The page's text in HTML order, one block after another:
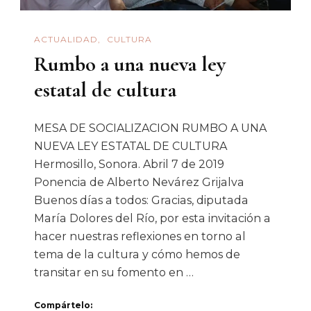
ACTUALIDAD CULTURA
Rumbo a una nueva ley
estatal de cultura
MESA DE SOCIALIZACION RUMBO A UNA
NUEVA LEY ESTATAL DE CULTURA
Hermosillo, Sonora. Abril 7 de 2019
Ponencia de Alberto Nevárez Grijalva
Buenos días a todos: Gracias, diputada
María Dolores del Río, por esta invitación a
hacer nuestras reflexiones en torno al
tema de la cultura y cómo hemos de
transitar en su fomento en …
Compártelo: